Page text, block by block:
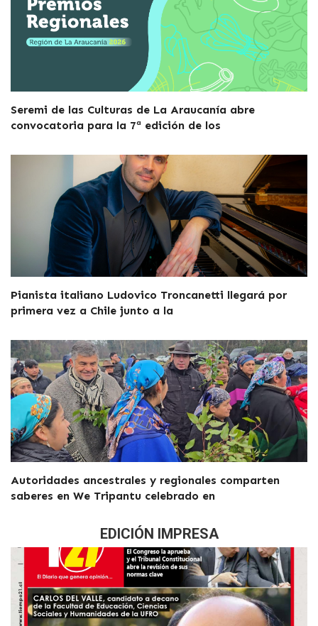
Seremi de las Culturas de La Araucanía abre
convocatoria para la 7ª edición de los
Pianista italiano Ludovico Troncanetti llegará por
primera vez a Chile junto a la
Autoridades ancestrales y regionales comparten
saberes en We Tripantu celebrado en
EDICIÓN IMPRESA